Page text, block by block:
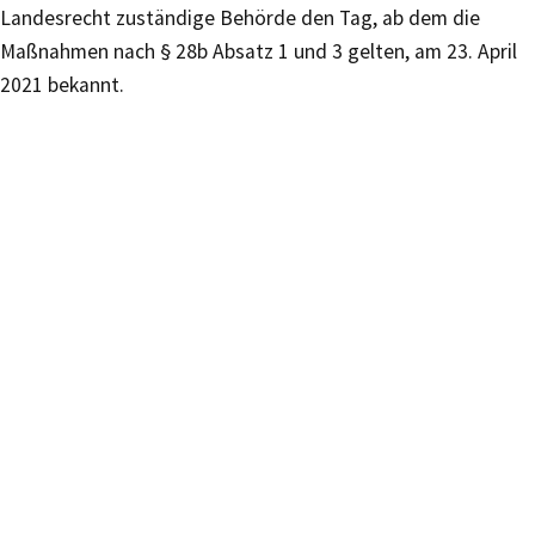
Landesrecht zuständige Behörde den Tag, ab dem die
Maßnahmen nach § 28b Absatz 1 und 3 gelten, am 23. April
2021 bekannt.